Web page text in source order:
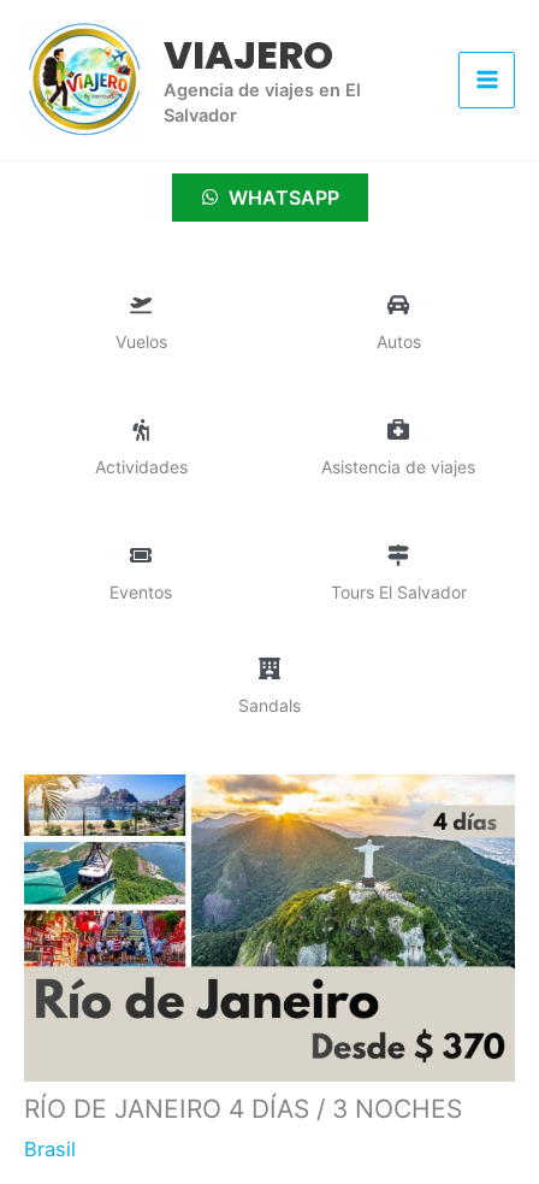
contenido
VIAJERO
Agencia de viajes en El
Salvador
WHATSAPP
Vuelos Autos
Actividades Asistencia de viajes
Eventos Tours El Salvador
Sandals
RÍO DE JANEIRO 4 DÍAS / 3 NOCHES
Brasil